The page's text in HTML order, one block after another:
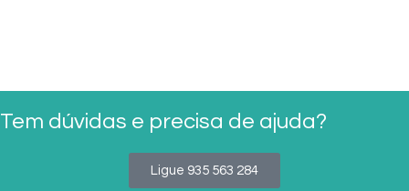
Tem dúvidas e precisa de ajuda?
Ligue 935 563 284